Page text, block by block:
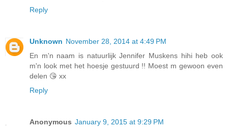
Reply
Unknown November 28, 2014 at 4:49 PM
En m'n naam is natuurlijk Jennifer Muskens hihi heb ook
m'n look met het hoesje gestuurd !! Moest m gewoon even
delen 😘 xx
Reply
Anonymous January 9, 2015 at 9:29 PM